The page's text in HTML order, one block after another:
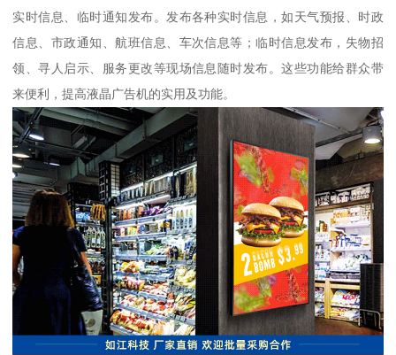
实时信息、临时通知发布。发布各种实时信息，如天气预报、时政
信息、市政通知、航班信息、车次信息等；临时信息发布，失物招
领、寻人启示、服务更改等现场信息随时发布。这些功能给群众带
来便利，提高液晶广告机的实用及功能。